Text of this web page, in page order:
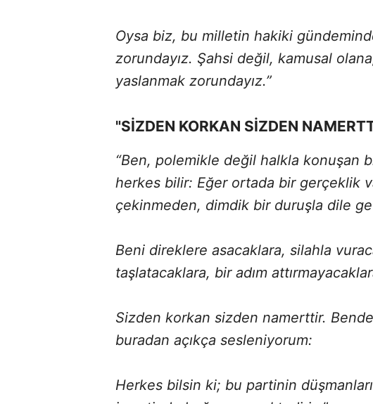
Oysa biz, bu milletin hakiki
zorundayız. Şahsi değil, kamusal
yaslanmak zorundayız.”
"SİZDEN KORKAN SİZDEN
“Ben, polemikle değil halkla konuşan
herkes bilir: Eğer ortada bir gerçeklik
çekinmeden, dimdik bir duruşla dile
Beni direklere asacaklara, silahla
taşlatacaklara, bir adım
Sizden korkan sizden namerttir.
buradan açıkça sesleniyorum:
Herkes bilsin ki; bu partinin